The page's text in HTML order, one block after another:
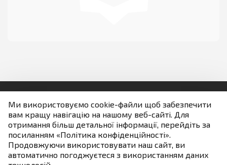
Ми використовуємо cookie-файли щоб забезпечити
вам кращу навігацію на нашому веб-сайті. Для
отримання більш детальної інформації, перейдіть за
посиланням «Політика конфіденційності».
Продовжуючи використовувати наш сайт, ви
автоматично погоджуєтеся з використанням даних
Якщо не зазначено інше всі матеріали розміщені на
умовах ліцензії
Людям із порушенням зору